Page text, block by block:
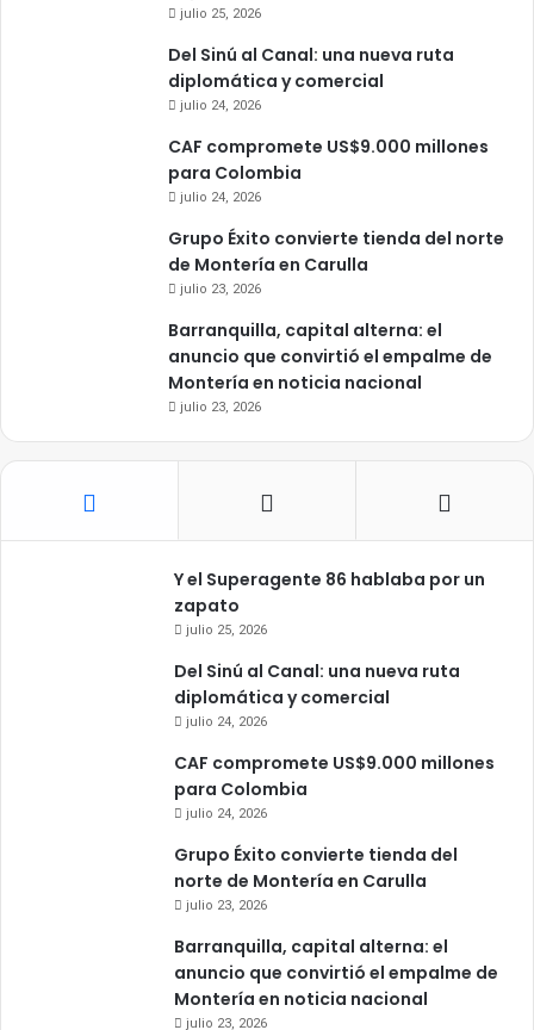
julio 25, 2026
Del Sinú al Canal: una nueva ruta
diplomática y comercial
julio 24, 2026
CAF compromete US$9.000 millones
para Colombia
julio 24, 2026
Grupo Éxito convierte tienda del norte
de Montería en Carulla
julio 23, 2026
Barranquilla, capital alterna: el
anuncio que convirtió el empalme de
Montería en noticia nacional
julio 23, 2026
Y el Superagente 86 hablaba por un
zapato
julio 25, 2026
Del Sinú al Canal: una nueva ruta
diplomática y comercial
julio 24, 2026
CAF compromete US$9.000 millones
para Colombia
julio 24, 2026
Grupo Éxito convierte tienda del
norte de Montería en Carulla
julio 23, 2026
Barranquilla, capital alterna: el
anuncio que convirtió el empalme de
Montería en noticia nacional
julio 23, 2026